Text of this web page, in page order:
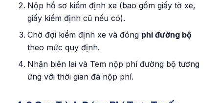
Nộp hồ sơ kiểm định xe (bao gồm giấy tờ xe,
giấy kiểm định cũ nếu có).
Chờ đợi kiểm định xe và đóng phí đường bộ
theo mức quy định.
Nhận biên lai và Tem nộp phí đường bộ tương
ứng với thời gian đã nộp phí.